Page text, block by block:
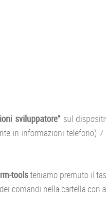
sviluppatore”sul
in informazioni telefono)
toolsteniamo premuto il
comandi nella cartella con